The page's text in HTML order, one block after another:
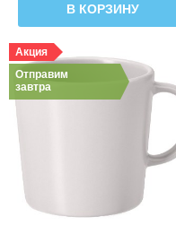
В КОРЗИНУ
Акция
Отправим
завтра